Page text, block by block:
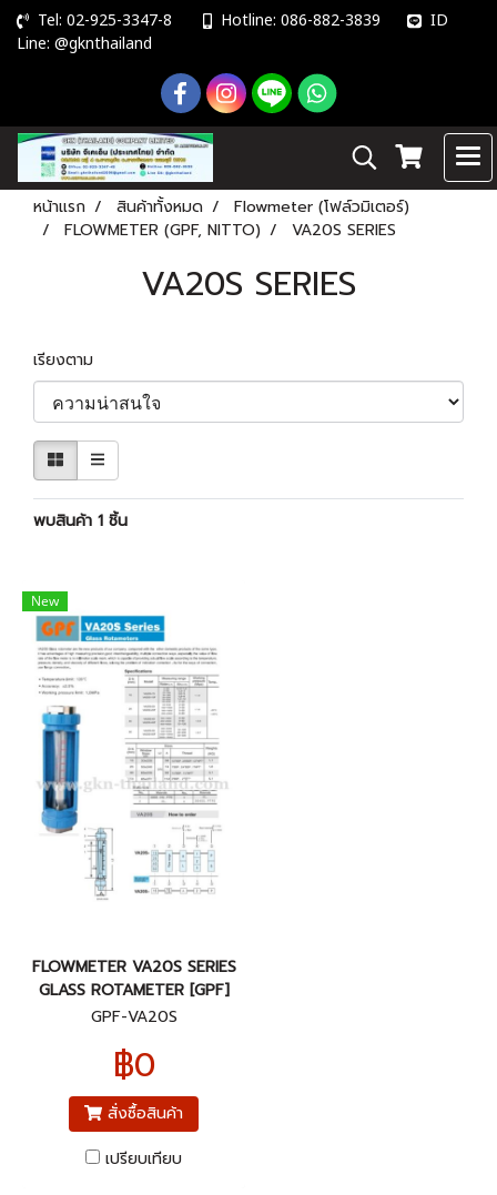
Tel: 02-925-3347-8 Hotline: 086-882-3839 ID
Line: @gknthailand
หน้าแรก สินค้าทั้งหมด
Flowmeter (โฟล์วมิเตอร์)
FLOWMETER (GPF, NITTO)
VA20S SERIES
VA20S SERIES
เรียงตาม
พบสินค้า 1 ชิ้น
New
FLOWMETER VA20S SERIES
GLASS ROTAMETER [GPF]
GPF-VA20S
฿0
สั่งซื้อสินค้า
เปรียบเทียบ